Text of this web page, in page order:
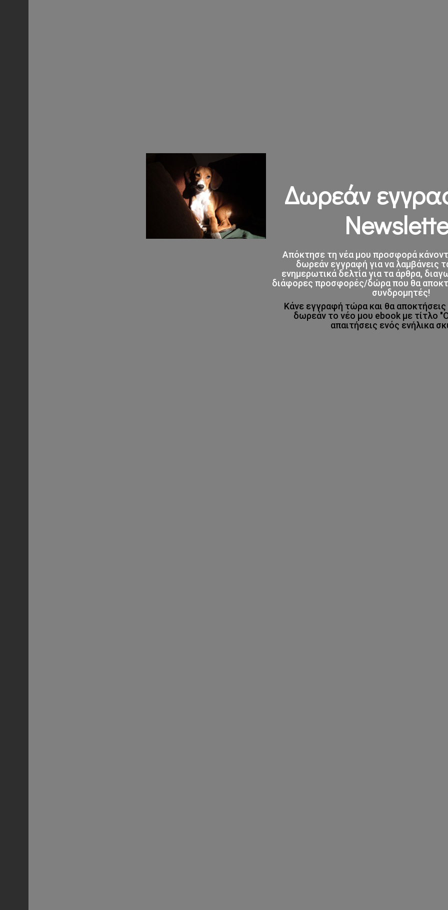
Δωρεάν
Απόκτησε τη νέα μου προσφορά
δωρεάν εγγραφή για να λαμβάνεις
ενημερωτικά δελτία για τα άρθρα,
διάφορες προσφορές/δώρα που θα
συνδρομητές!
Κάνε εγγραφή τώρα και θα
δωρεάν το νέο μου ebook με τίτλο
απαιτήσεις ενός ενήλικα